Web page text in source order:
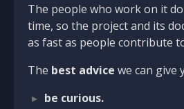
The people who work on it
time, so the project and its
as fast as people contribute
The best advice we can give
be curious.